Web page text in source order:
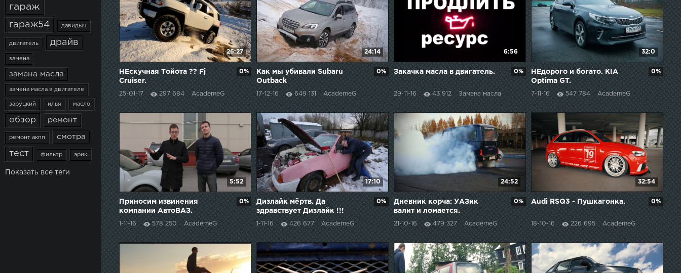
гараж
гараж54 давидыч
двигатель драйв
замена
замена масла
замена масла в двигателе
заруцкий илья масло
обзор ремонт
ремонт акпп смотра
тест фильтр эрик
Показать все теги
26:27
НЕскучная Тойота ?? Fj
Cruiser.
25-01-17 297 684 AcademeG
0%
24:14
Как мы убивали Subaru
Outback
17-12-16 649 131 AcademeG
0%
6:56
Закачка масла в двигатель.
29-11-16 43 912 Замена масла
0%
32:0
НЕдорого и богато. KIA
Optima GT.
7-11-16 547 784 AcademeG
0%
5:52
Приносим извинения
компании АвтоВАЗ.
1-11-16 578 250 AcademeG
0%
17:10
Дизлайк мёртв. Да
здравствует Дизлайк !!!
1-11-16 426 677 AcademeG
0%
24:52
Дневник корча: УАЗик
валит и ломается.
21-10-16 479 327 AcademeG
0%
32:54
Audi RSQ3 - Пушкагонка.
18-10-16 226 695 AcademeG
0%